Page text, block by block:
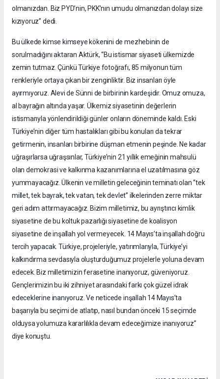
olmanızdan. Biz PYD’nin, PKK’nın umudu olmanızdan dolayı size
kızıyoruz” dedi.
Bu ülkede kimse kimseye kökenini de mezhebinin de
sorulmadığını aktaran Aktürk, “Bu istismar siyaseti ülkemizde
zemin tutmaz. Çünkü Türkiye fotoğrafı, 85 milyonun tüm
renkleriyle ortaya çıkan bir zenginliktir. Biz insanları öyle
ayırmıyoruz. Alevi de Sünni de birbirinin kardeşidir. Omuz omuza,
al bayrağın altında yaşar. Ülkemiz siyasetinin değerlerin
istismarıyla yönlendirildiği günler onların döneminde kaldı. Eski
Türkiye’nin diğer tüm hastalıkları gibi bu konuları da tekrar
getirmenin, insanları birbirine düşman etmenin peşinde. Ne kadar
uğraşırlarsa uğraşsınlar, Türkiye’nin 21 yıllık emeğinin mahsulü
olan demokrasi ve kalkınma kazanımlarına el uzatılmasına göz
yummayacağız. Ülkenin ve milletin geleceğinin teminatı olan “tek
millet, tek bayrak, tek vatan, tek devlet” ilkelerinden zerre miktar
geri adım attırmayacağız. Bizim milletimiz, bu ayrıştırıcı kimlik
siyasetine de bu koltuk pazarlığı siyasetine de koalisyon
siyasetine de inşallah yol vermeyecek. 14 Mayıs’ta inşallah doğru
tercih yapacak. Türkiye, projeleriyle, yatırımlarıyla, Türkiye’yi
kalkındırma sevdasıyla oluşturduğumuz projelerle yoluna devam
edecek. Biz milletimizin ferasetine inanıyoruz, güveniyoruz.
Gençlerimizin bu iki zihniyet arasındaki farkı çok güzel idrak
edeceklerine inanıyoruz. Ve neticede inşallah 14 Mayıs’ta
başarıyla bu seçimi de atlatıp, nasıl bundan önceki 15 seçimde
olduysa yolumuza kararlılıkla devam edeceğimize inanıyoruz”
diye konuştu.